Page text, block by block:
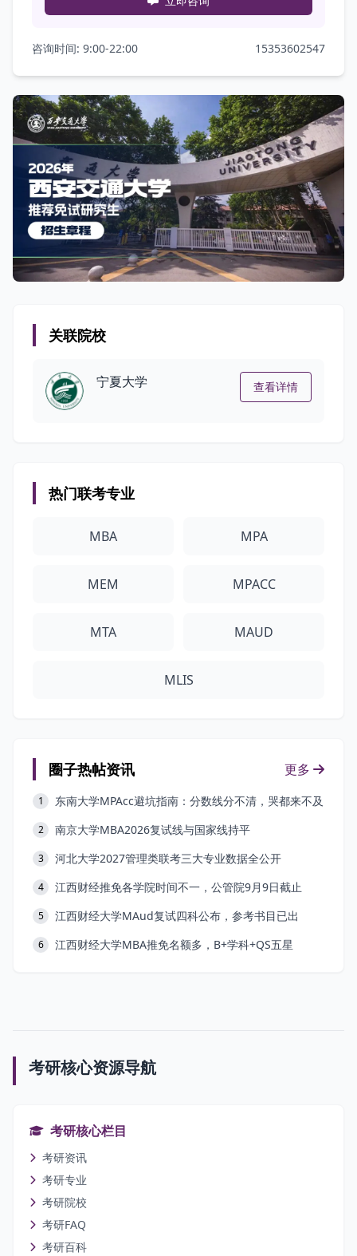
咨询时间: 9:00-22:00 15353602547
关联院校
宁夏大学 查看详情
热门联考专业
MBA MPA
MEM MPACC
MTA MAUD
MLIS
圈子热帖资讯 更多
1 东南大学MPAcc避坑指南：分数线分不清，哭都来不及
2 南京大学MBA2026复试线与国家线持平
3 河北大学2027管理类联考三大专业数据全公开
4 江西财经推免各学院时间不一，公管院9月9日截止
5 江西财经大学MAud复试四科公布，参考书目已出
6 江西财经大学MBA推免名额多，B+学科+QS五星
考研核心资源导航
考研核心栏目
考研资讯
考研专业
考研院校
考研FAQ
考研百科